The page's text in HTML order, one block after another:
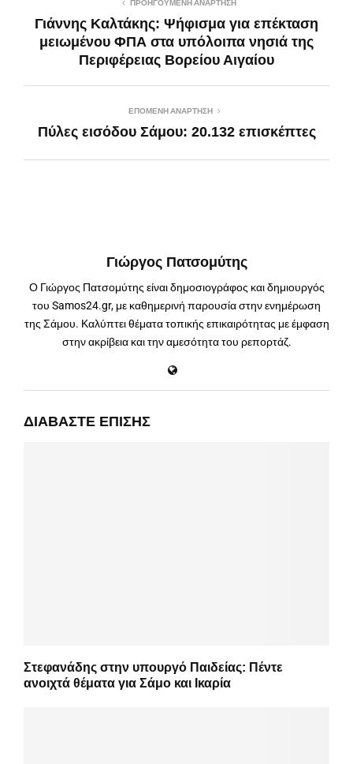
ΠΡΟΗΓΟΎΜΕΝΗ ΑΝΆΡΤΗΣΗ
Γιάννης Καλτάκης: Ψήφισμα για επέκταση
μειωμένου ΦΠΑ στα υπόλοιπα νησιά της
Περιφέρειας Βορείου Αιγαίου
ΕΠΌΜΕΝΗ ΑΝΆΡΤΗΣΗ
Πύλες εισόδου Σάμου: 20.132 επισκέπτες
Γιώργος Πατσομύτης
Ο Γιώργος Πατσομύτης είναι δημοσιογράφος και δημιουργός
του Samos24.gr, με καθημερινή παρουσία στην ενημέρωση
της Σάμου. Καλύπτει θέματα τοπικής επικαιρότητας με έμφαση
στην ακρίβεια και την αμεσότητα του ρεπορτάζ.
ΔΙΑΒΆΣΤΕ ΕΠΊΣΗΣ
Στεφανάδης στην υπουργό Παιδείας: Πέντε
ανοιχτά θέματα για Σάμο και Ικαρία